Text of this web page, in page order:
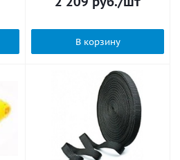
В корзину